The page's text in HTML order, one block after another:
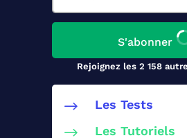
mail
S'abonner
Rejoignez les 2 158
$ Les Tests
$ Les Tutoriels